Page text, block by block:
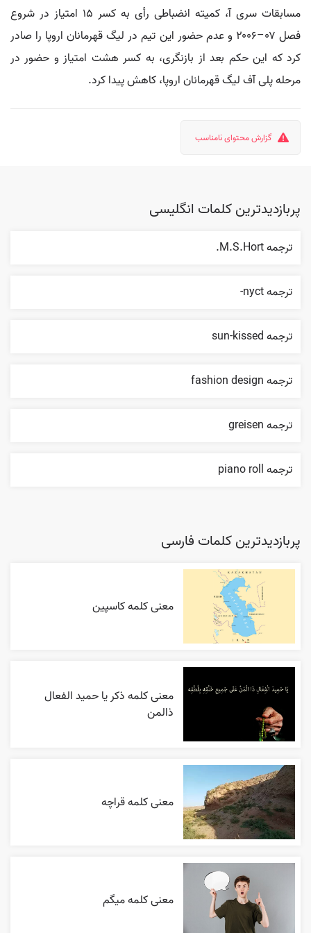
مسابقات سری آ، کمیته انضباطی رأی به کسر ۱۵ امتیاز در شروع
فصل ۰۷–۲۰۰۶ و عدم حضور این تیم در لیگ قهرمانان اروپا را صادر
کرد که این حکم بعد از بازنگری، به کسر هشت امتیاز و حضور در
مرحله پلی آف لیگ قهرمانان اروپا، کاهش پیدا کرد.
گزارش محتوای نامناسب
پربازدیدترین کلمات انگلیسی
ترجمه M.S.Hort.
ترجمه nyct-
ترجمه sun-kissed
ترجمه fashion design
ترجمه greisen
ترجمه piano roll
پربازدیدترین کلمات فارسی
معنی کلمه کاسپین
معنی کلمه ذکر یا حمید الفعال
ذالمن
معنی کلمه قراچه
معنی کلمه میگم